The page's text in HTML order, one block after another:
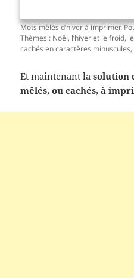
Mots mêlés d’hiver à imprimer.
Thèmes : Noël, l’hiver et le froid,
cachés en caractères
Et maintenant la solution
mêlés, ou cachés, à